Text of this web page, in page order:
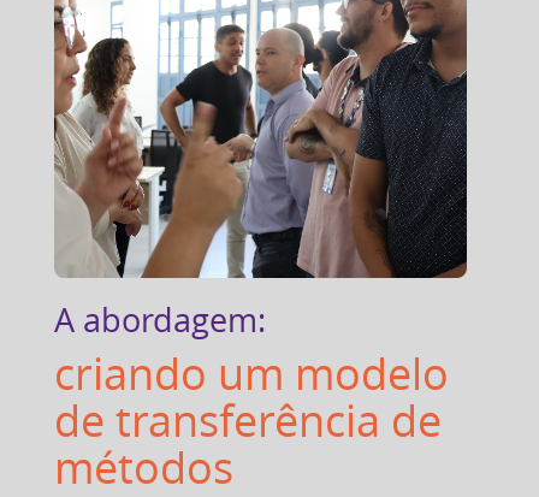
A abordagem:
criando um modelo
de transferência de
métodos